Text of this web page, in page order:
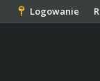
Logowanie